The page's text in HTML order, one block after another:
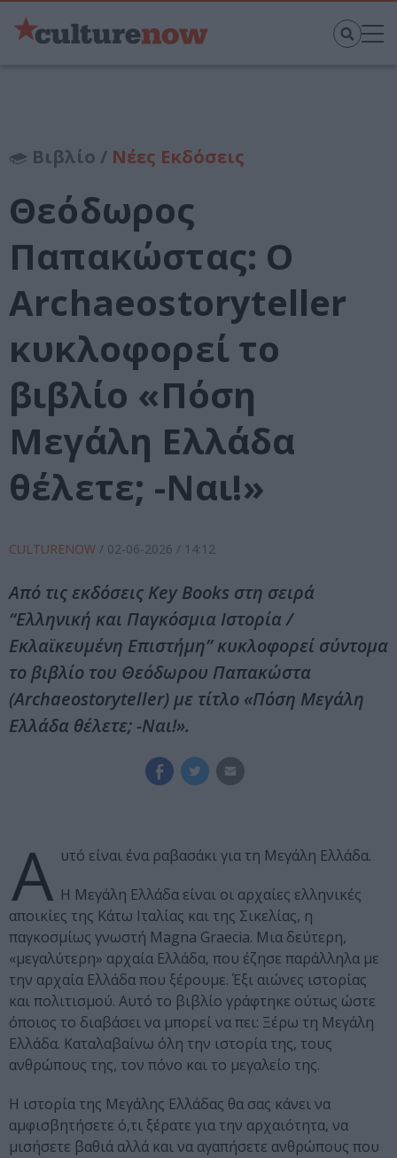
Βιβλίο / Νέες Εκδόσεις
Θεόδωρος
Παπακώστας: Ο
Archaeostoryteller
κυκλοφορεί το
βιβλίο «Πόση
Μεγάλη Ελλάδα
θέλετε; -Ναι!»
CULTURENOW / 02-06-2026 / 14:12
Από τις εκδόσεις Key Books στη σειρά
“Ελληνική και Παγκόσμια Ιστορία /
Εκλαϊκευμένη Επιστήμη” κυκλοφορεί σύντομα
το βιβλίο του Θεόδωρου Παπακώστα
(Archaeostoryteller) με τίτλο «Πόση Μεγάλη
Ελλάδα θέλετε; -Ναι!».
Α υτό είναι ένα ραβασάκι για τη Μεγάλη Ελλάδα.
Η Μεγάλη Ελλάδα είναι οι αρχαίες ελληνικές
αποικίες της Κάτω Ιταλίας και της Σικελίας, η
παγκοσμίως γνωστή Magna Graecia. Μια δεύτερη,
«μεγαλύτερη» αρχαία Ελλάδα, που έζησε παράλληλα με
την αρχαία Ελλάδα που ξέρουμε. Έξι αιώνες ιστορίας
και πολιτισμού. Αυτό το βιβλίο γράφτηκε ούτως ώστε
όποιος το διαβάσει να μπορεί να πει: Ξέρω τη Μεγάλη
Ελλάδα. Καταλαβαίνω όλη την ιστορία της, τους
ανθρώπους της, τον πόνο και το μεγαλείο της.
Η ιστορία της Μεγάλης Ελλάδας θα σας κάνει να
αμφισβητήσετε ό,τι ξέρατε για την αρχαιότητα, να
μισήσετε βαθιά αλλά και να αγαπήσετε ανθρώπους που